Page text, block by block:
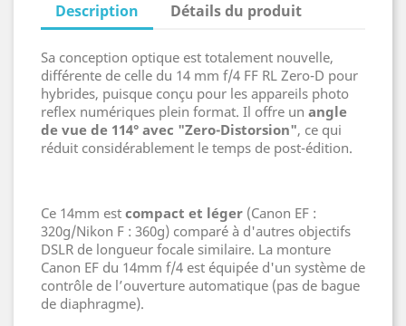
Description Détails du produit
Sa conception optique est totalement nouvelle,
différente de celle du 14 mm f/4 FF RL Zero-D pour
hybrides, puisque conçu pour les appareils photo
reflex numériques plein format. Il offre un angle
de vue de 114° avec "Zero-Distorsion", ce qui
réduit considérablement le temps de post-édition.
Ce 14mm est compact et léger (Canon EF :
320g/Nikon F : 360g) comparé à d'autres objectifs
DSLR de longueur focale similaire. La monture
Canon EF du 14mm f/4 est équipée d'un système de
contrôle de l’ouverture automatique (pas de bague
de diaphragme).